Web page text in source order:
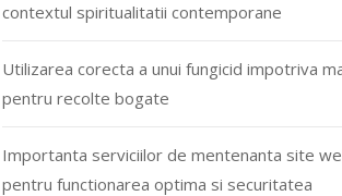
contextul spiritualitatii contemporane
Utilizarea corecta a unui fungicid impotriva
pentru recolte bogate
Importanta serviciilor de mentenanta site
pentru functionarea optima si securitatea